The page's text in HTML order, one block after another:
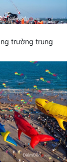
trường trung